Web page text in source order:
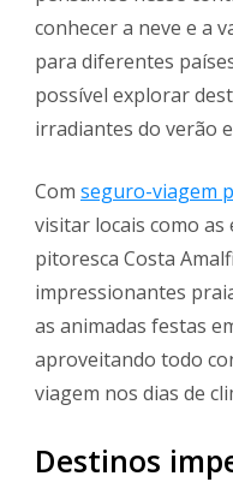
conhecer a neve e a
para diferentes
possível explorar
irradiantes do verão
Com seguro-viagem
visitar locais como
pitoresca Costa
impressionantes
as animadas festas
aproveitando todo
viagem nos dias de
Destinos